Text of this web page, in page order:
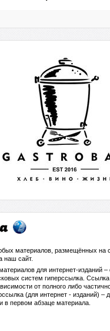
материалов, размещённых на
наш сайт.
для интернет-изданий
систем гиперссылка.
от полного либо
(для интернет - изданий)
в первом абзаце материала.